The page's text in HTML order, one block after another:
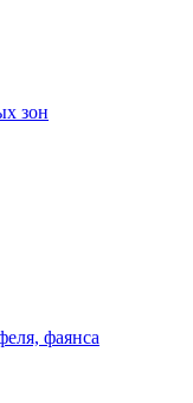
зон
фаянса